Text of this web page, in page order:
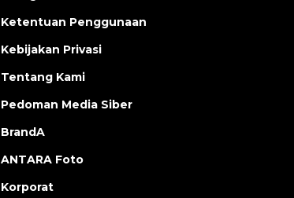
Ketentuan Penggunaan
Kebijakan Privasi
Tentang Kami
Pedoman Media Siber
BrandA
ANTARA Foto
Korporat